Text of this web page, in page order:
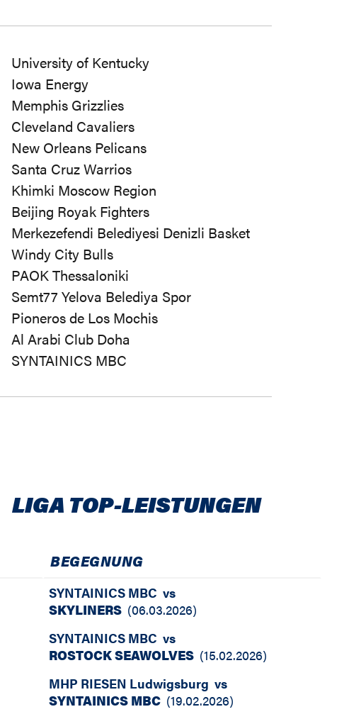
University of Kentucky
Iowa Energy
Memphis Grizzlies
Cleveland Cavaliers
New Orleans Pelicans
Santa Cruz Warrios
Khimki Moscow Region
Beijing Royak Fighters
Merkezefendi Belediyesi Denizli Basket
Windy City Bulls
PAOK Thessaloniki
Semt77 Yelova Belediya Spor
Pioneros de Los Mochis
Al Arabi Club Doha
SYNTAINICS MBC
LIGA TOP-LEISTUNGEN
BEGEGNUNG
SYNTAINICS MBC vs
SKYLINERS (06.03.2026)
SYNTAINICS MBC vs
ROSTOCK SEAWOLVES (15.02.2026)
MHP RIESEN Ludwigsburg vs
SYNTAINICS MBC (19.02.2026)